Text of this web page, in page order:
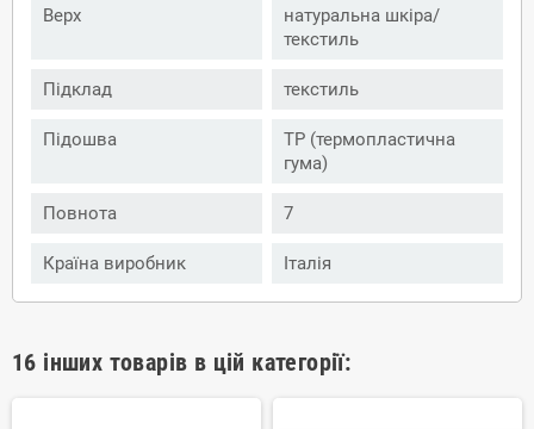
Верх
натуральна шкіра/
текстиль
Підклад текстиль
Підошва
ТР (термопластична
гума)
Повнота 7
Країна виробник Італія
16 інших товарів в цій категорії: